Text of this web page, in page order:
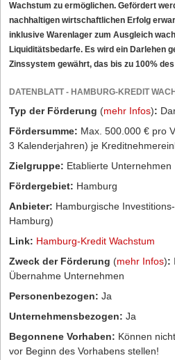
Wachstum zu ermöglichen. Gefördert
nachhaltigen wirtschaftlichen Erfolg
inklusive Warenlager zum Ausgleich
Liquiditätsbedarfe. Es wird ein Darlehen
Zinssystem gewährt, das bis zu 100%
DATENBLATT - HAMBURG-KREDIT
Typ der Förderung (mehr Infos):
Fördersumme: Max. 500.000 € pro
3 Kalenderjahren) je
Zielgruppe: Etablierte Unternehmen
Fördergebiet: Hamburg
Anbieter: Hamburgische
Hamburg)
Link: Hamburg-Kredit Wachstum
Zweck der Förderung (mehr Infos):
Übernahme Unternehmen
Personenbezogen: Ja
Unternehmensbezogen: Ja
Begonnene Vorhaben: Können
vor Beginn des Vorhabens stellen!